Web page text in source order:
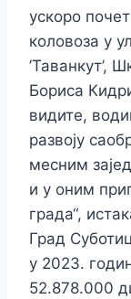
ускоро
коловоза у
’Таванкут’,
Бориса
видите,
развоју
месним
и у оним
града“,
Град
у 2023.
52.878.000